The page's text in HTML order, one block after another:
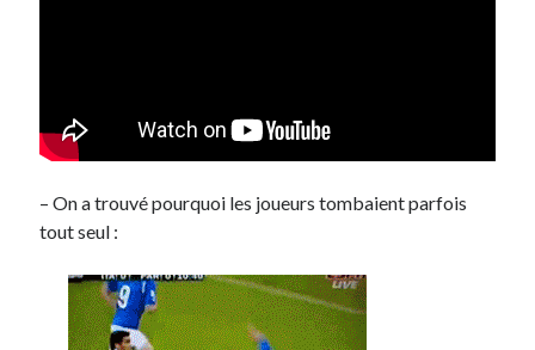
– On a trouvé pourquoi les joueurs tombaient parfois
tout seul :